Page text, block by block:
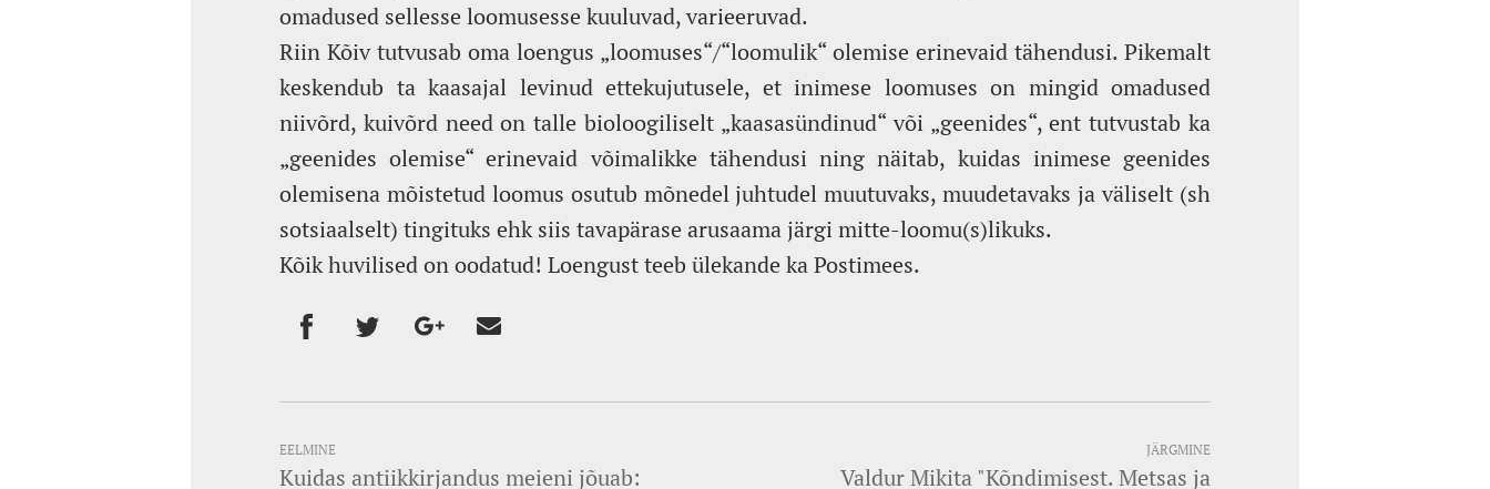
omadused sellesse loomusesse kuuluvad, varieeruvad.
Riin Kõiv tutvusab oma loengus „loomuses“/“loomulik“ olemise erinevaid tähendusi. Pikemalt
keskendub ta kaasajal levinud ettekujutusele, et inimese loomuses on mingid omadused
niivõrd, kuivõrd need on talle bioloogiliselt „kaasasündinud“ või „geenides“, ent tutvustab ka
„geenides olemise“ erinevaid võimalikke tähendusi ning näitab, kuidas inimese geenides
olemisena mõistetud loomus osutub mõnedel juhtudel muutuvaks, muudetavaks ja väliselt (sh
sotsiaalselt) tingituks ehk siis tavapärase arusaama järgi mitte-loomu(s)likuks.
Kõik huvilised on oodatud! Loengust teeb ülekande ka Postimees.
EELMINE
Kuidas antiikkirjandus meieni jõuab:
JÄRGMINE
Valdur Mikita "Kõndimisest. Metsas ja